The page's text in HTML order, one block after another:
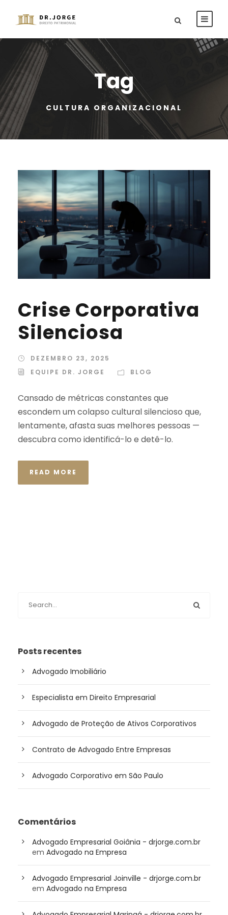
Tag
CULTURA ORGANIZACIONAL
Crise Corporativa
Silenciosa
DEZEMBRO 23, 2025
EQUIPE DR. JORGE
BLOG
Cansado de métricas constantes que
escondem um colapso cultural silencioso que,
lentamente, afasta suas melhores pessoas —
descubra como identificá-lo e detê-lo.
READ MORE
Posts recentes
Advogado Imobiliário
Especialista em Direito Empresarial
Advogado de Proteção de Ativos Corporativos
Contrato de Advogado Entre Empresas
Advogado Corporativo em São Paulo
Comentários
Advogado Empresarial Goiânia - drjorge.com.br
em Advogado na Empresa
Advogado Empresarial Joinville - drjorge.com.br
em Advogado na Empresa